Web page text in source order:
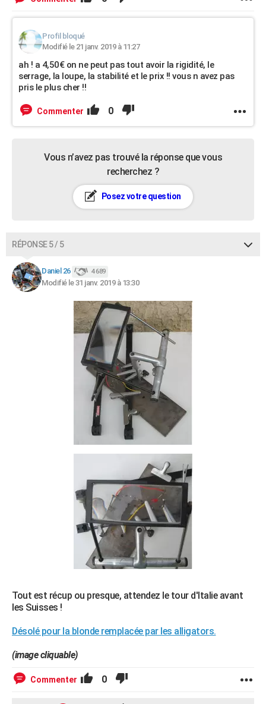
Profil bloqué
Modifié le 21 janv. 2019 à 11:27
ah ! a 4,50€ on ne peut pas tout avoir la rigidité, le
serrage, la loupe, la stabilité et le prix !! vous n avez pas
pris le plus cher !!
Commenter 0
Vous n’avez pas trouvé la réponse que vous
recherchez ?
Posez votre question
RÉPONSE 5 / 5
Daniel 26 4 689
Modifié le 31 janv. 2019 à 13:30
Tout est récup ou presque, attendez le tour d'Italie avant
les Suisses !
Désolé pour la blonde remplacée par les alligators.
(image cliquable)
Commenter 0